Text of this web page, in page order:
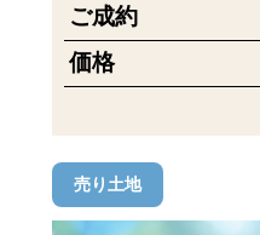
ご成約
価格
売り土地